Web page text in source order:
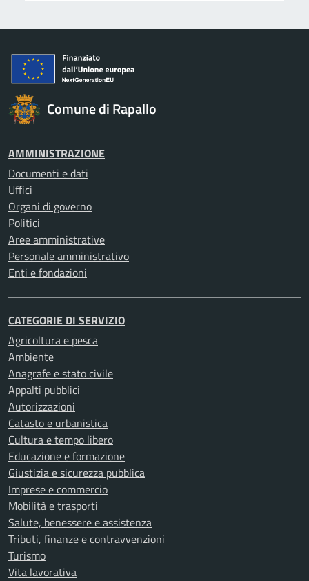
Comune di Rapallo
AMMINISTRAZIONE
Documenti e dati
Uffici
Organi di governo
Politici
Aree amministrative
Personale amministrativo
Enti e fondazioni
CATEGORIE DI SERVIZIO
Agricoltura e pesca
Ambiente
Anagrafe e stato civile
Appalti pubblici
Autorizzazioni
Catasto e urbanistica
Cultura e tempo libero
Educazione e formazione
Giustizia e sicurezza pubblica
Imprese e commercio
Mobilità e trasporti
Salute, benessere e assistenza
Tributi, finanze e contravvenzioni
Turismo
Vita lavorativa